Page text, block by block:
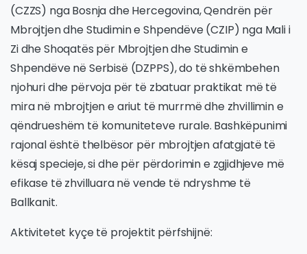
(CZZS) nga Bosnja dhe Hercegovina, Qendrën për
Mbrojtjen dhe Studimin e Shpendëve (CZIP) nga Mali i
Zi dhe Shoqatës për Mbrojtjen dhe Studimin e
Shpendëve në Serbisë (DZPPS), do të shkëmbehen
njohuri dhe përvoja për të zbatuar praktikat më të
mira në mbrojtjen e ariut të murrmë dhe zhvillimin e
qëndrueshëm të komuniteteve rurale. Bashkëpunimi
rajonal është thelbësor për mbrojtjen afatgjatë të
kësaj specieje, si dhe për përdorimin e zgjidhjeve më
efikase të zhvilluara në vende të ndryshme të
Ballkanit.
Aktivitetet kyçe të projektit përfshijnë: